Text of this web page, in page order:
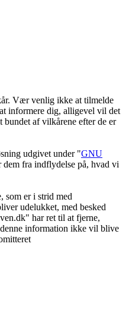
Vær venlig ikke at tilmelde
informere dig, alligevel vil det
af vilkårene efter de er
udgivet under "GNU
fra indflydelse på, hvad vi
som er i strid med
udelukket, med besked
har ret til at fjerne,
information ikke vil blive